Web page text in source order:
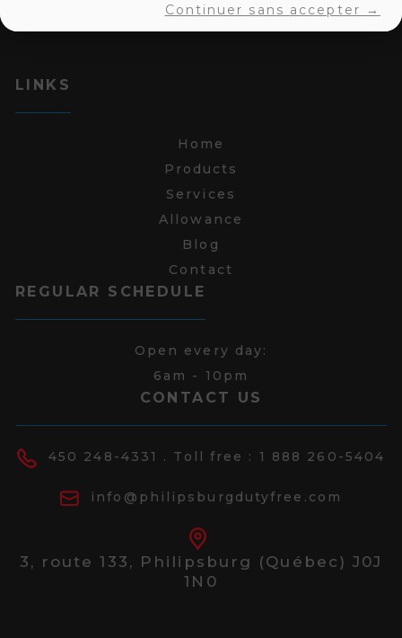
LINKS
Home
Products
Services
Allowance
Blog
Contact
REGULAR SCHEDULE
Open every day:
6am - 10pm
CONTACT US
450 248-4331 . Toll free : 1 888 260-5404
info@philipsburgdutyfree.com
3, route 133, Philipsburg (Québec) J0J
1N0
Continuer sans accepter →